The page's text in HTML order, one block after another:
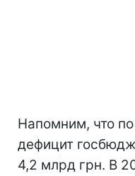
Напомним, что
дефицит
4,2 млрд грн. В